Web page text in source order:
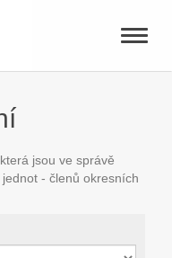
Toggle
jsou ve správě
- členů okresních